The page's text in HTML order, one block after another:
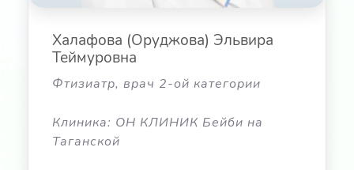
Халафова (Оруджова) Эльвира
Теймуровна
Фтизиатр, врач 2-ой категории
Клиника: ОН КЛИНИК Бейби на
Таганской